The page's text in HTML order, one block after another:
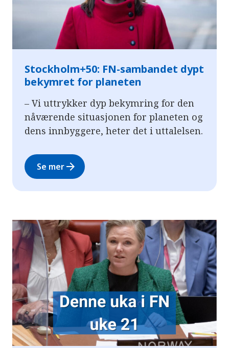
Stockholm+50: FN-sambandet dypt
bekymret for planeten
– Vi uttrykker dyp bekymring for den
nåværende situasjonen for planeten og
dens innbyggere, heter det i uttalelsen.
Se merarrow_forward